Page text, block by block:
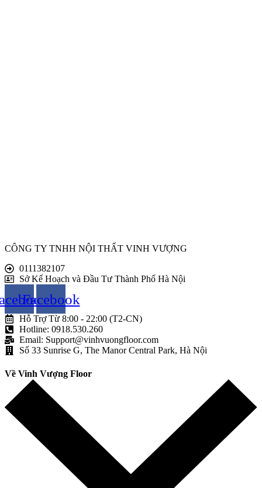
CÔNG TY TNHH NỘI THẤT VINH VƯỢNG
0111382107
Sở Kế Hoạch và Đầu Tư Thành Phố Hà Nội
Facebook
Hỗ Trợ Từ 8:00 - 22:00 (T2-CN)
Hotline: 0918.530.260
Email: Support@vinhvuongfloor.com
Số 33 Sunrise G, The Manor Central Park, Hà Nội
Về Vinh Vượng Floor